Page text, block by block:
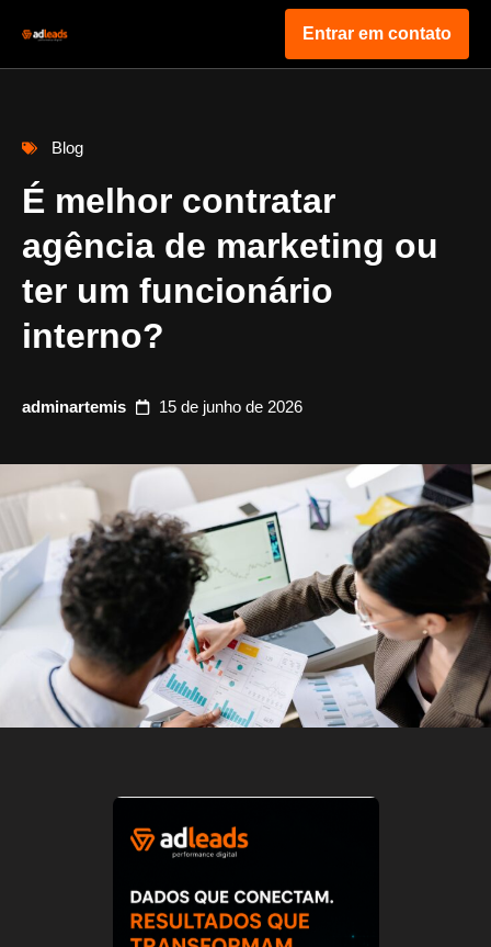
Entrar em contato
Blog
É melhor contratar
agência de marketing ou
ter um funcionário
interno?
adminartemis 15 de junho de 2026